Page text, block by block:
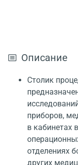
Описание
Столик
приборов,
в кабинетах
отделениях
других